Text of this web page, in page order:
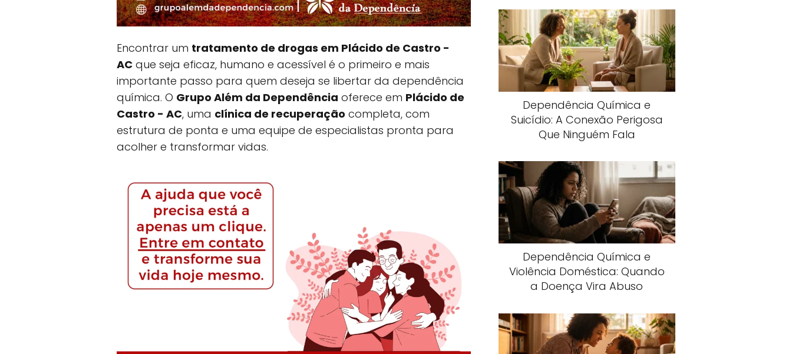
Encontrar um tratamento de drogas em Plácido de Castro -
AC que seja eficaz, humano e acessível é o primeiro e mais
importante passo para quem deseja se libertar da dependência
química. O Grupo Além da Dependência oferece em Plácido de
Castro - AC, uma clínica de recuperação completa, com
estrutura de ponta e uma equipe de especialistas pronta para
acolher e transformar vidas.
Dependência Química e
Suicídio: A Conexão Perigosa
Que Ninguém Fala
Dependência Química e
Violência Doméstica: Quando
a Doença Vira Abuso